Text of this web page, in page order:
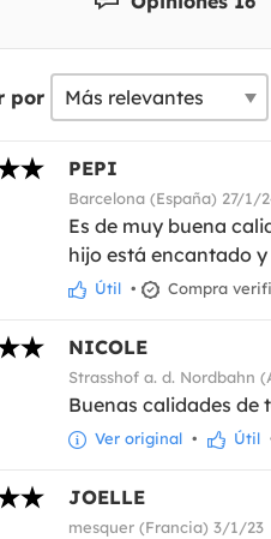
por
PEPI
Barcelona (España) 27/1/
Es de muy buena
hijo está encantado
Útil • Compra
NICOLE
Strasshof a. d. Nordbahn
Buenas calidades de
Ver original • Útil
JOELLE
mesquer (Francia) 3/1/23